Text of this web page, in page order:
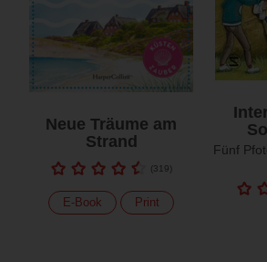
Neue Träume am
Strand
(319)
E-Book Print
Fünf